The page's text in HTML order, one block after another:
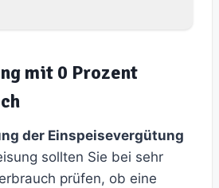
mit 0 Prozent
der Einspeisevergütung
sollten Sie bei sehr
prüfen, ob eine